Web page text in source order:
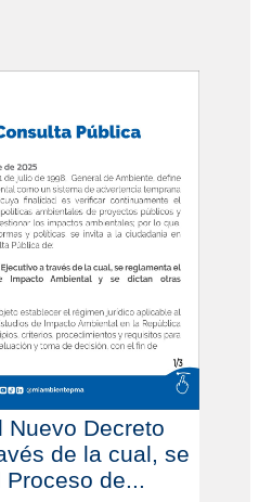
Nuevo Decreto
de la cual, se
de...